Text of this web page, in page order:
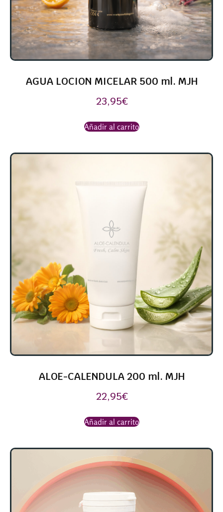
AGUA LOCION MICELAR 500 ml. MJH
23,95€
Añadir al carrito
ALOE-CALENDULA 200 ml. MJH
22,95€
Añadir al carrito